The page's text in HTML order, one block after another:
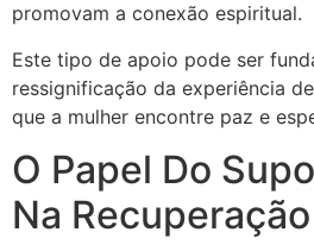
promovam a conexão espiritual.
Este tipo de apoio pode ser
ressignificação da experiência
que a mulher encontre paz e
O Papel Do
Na Recuperação